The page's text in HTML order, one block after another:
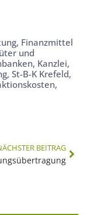
, Finanzmittel
und
, Kanzlei,
, St-B-K Krefeld,
,
BEITRAG